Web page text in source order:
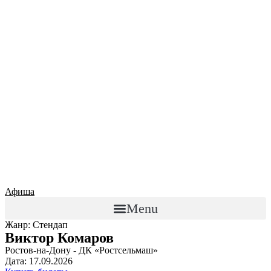
Афиша
Menu
Жанр: Стендап
Виктор Комаров
Ростов-на-Дону - ДК «Ростсельмаш»
Дата: 17.09.2026